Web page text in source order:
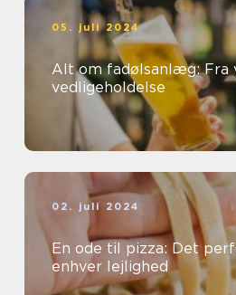
05. juli 2024
Alt om fadølsanlæg: Fra
vedligeholdelse
02. juli 2024
En ode til pizza: Det
enhver lejlighed